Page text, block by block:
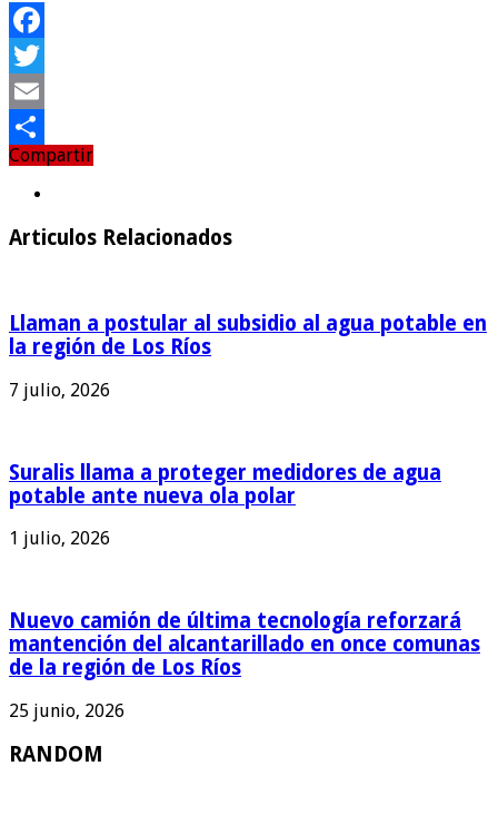
Facebook
Twitter
Email
Compartir
Compartir
Articulos Relacionados
Llaman a postular al subsidio al agua potable en
la región de Los Ríos
7 julio, 2026
Suralis llama a proteger medidores de agua
potable ante nueva ola polar
1 julio, 2026
Nuevo camión de última tecnología reforzará
mantención del alcantarillado en once comunas
de la región de Los Ríos
25 junio, 2026
RANDOM